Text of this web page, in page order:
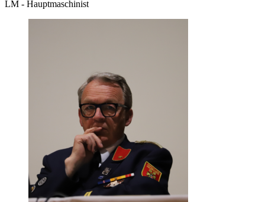
LM - Hauptmaschinist